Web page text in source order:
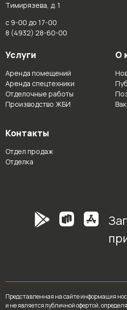
Тимирязева, д. 1
с 9-00 до 17-00
8 (4932) 28-60-00
Услуги
Аренда помещений
Аренда спецтехники
Отделочные работы
Производство ЖБИ
О
Контакты
Отдел продаж
Отделка
Представленная на сайте информация
и не является публичной офертой,